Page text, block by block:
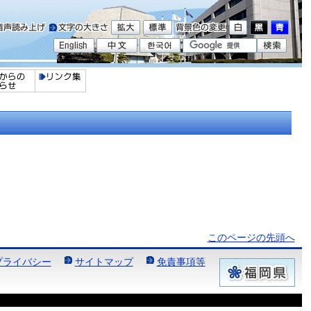
このページの先頭へ
ライバシー サイトマップ 免責事項等